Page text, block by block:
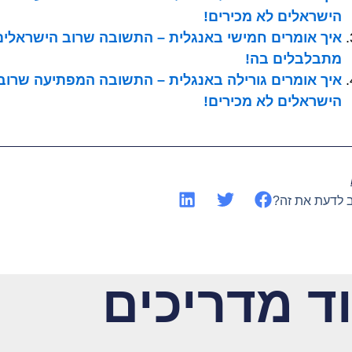
הישראלים לא מכירים!
איך אומרים חמישי באנגלית – התשובה שרוב
מתבלבלים בה!
איך אומרים גורילה באנגלית – התשובה המפתיעה
הישראלים לא מכירים!
לדעת את זה?
מדריכים